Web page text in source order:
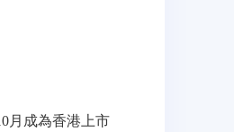
月成為香港上市